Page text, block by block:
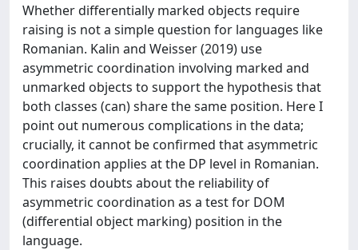
Whether differentially marked objects require
raising is not a simple question for languages like
Romanian. Kalin and Weisser (2019) use
asymmetric coordination involving marked and
unmarked objects to support the hypothesis that
both classes (can) share the same position. Here I
point out numerous complications in the data;
crucially, it cannot be confirmed that asymmetric
coordination applies at the DP level in Romanian.
This raises doubts about the reliability of
asymmetric coordination as a test for DOM
(differential object marking) position in the
language.